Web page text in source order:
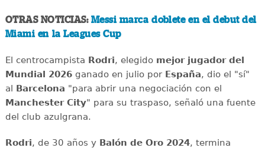
OTRAS NOTICIAS: Messi marca doblete en el debut del
Miami en la Leagues Cup
El centrocampista Rodri, elegido mejor jugador del
Mundial 2026ganado en julio por España, dio el "sí"
al Barcelona "para abrir una negociación con el
Manchester City" para su traspaso, señaló una fuente
del club azulgrana.
Rodri, de 30 años y Balón de Oro 2024, termina